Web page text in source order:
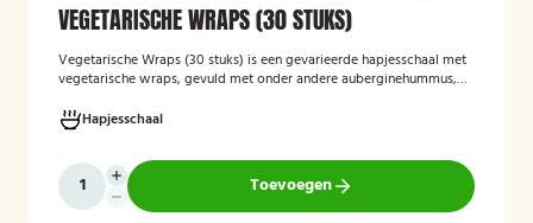
VEGETARISCHE WRAPS (30 STUKS)
Vegetarische Wraps (30 stuks) is een gevarieerde hapjesschaal met
vegetarische wraps, gevuld met onder andere auberginehummus,
smaakvolle en kleurrijke keuze voor borrels, feesten of zakelijke
bijeenkomsten, geschikt voor gasten die vegetarisch eten.
Hapjesschaal
Toevoegen